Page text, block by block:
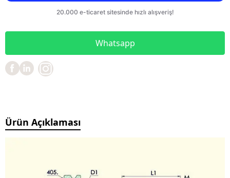
Whatsapp
Ürün Açıklaması